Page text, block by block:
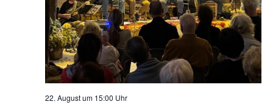
22. August um 15:00 Uhr